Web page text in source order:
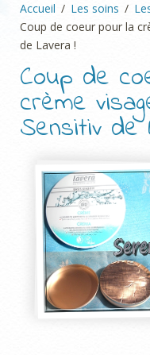
Accueil Les soins
Coup de coeur pour la
de Lavera !
Coup de
crème
Sensitiv de